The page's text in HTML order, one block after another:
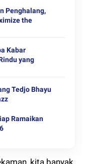
Penghalang,
the
Kabar
yang
Tedjo Bhayu
Ramaikan
kita banyak